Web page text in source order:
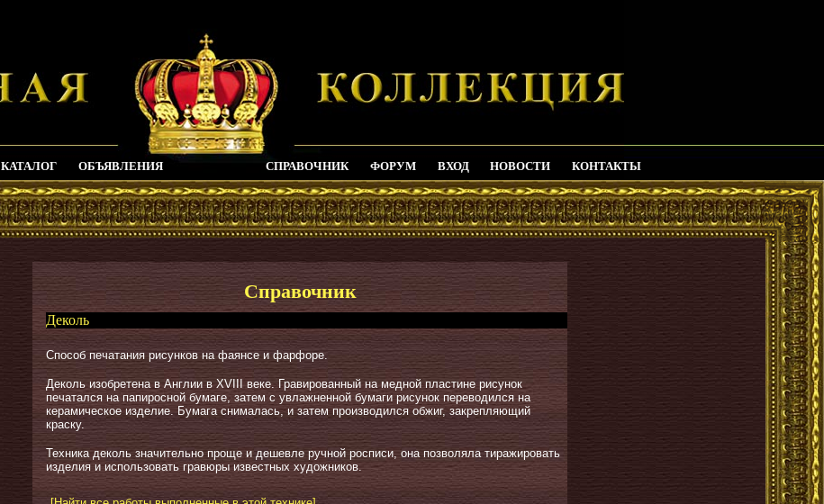
КАТАЛОГ ОБЪЯВЛЕНИЯ СПРАВОЧНИК ФОРУМ ВХОД НОВОСТИ КОНТАКТЫ
Справочник
Деколь
Способ печатания рисунков на фаянсе и фарфоре.
Деколь изобретена в Англии в XVIII веке. Гравированный на медной пластине рисунок
печатался на папиросной бумаге, затем с увлажненной бумаги рисунок переводился на
керамическое изделие. Бумага снималась, и затем производился обжиг, закрепляющий
краску.
Техника деколь значительно проще и дешевле ручной росписи, она позволяла тиражировать
изделия и использовать гравюры известных художников.